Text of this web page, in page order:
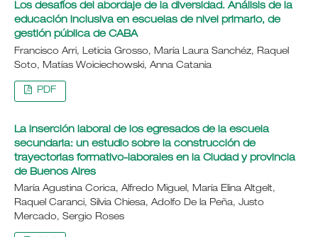
Los desafíos del abordaje de la diversidad. Análisis de la
educación inclusiva en escuelas de nivel primario, de
gestión pública de CABA
Francisco Arri, Leticia Grosso, María Laura Sanchéz, Raquel
Soto, Matías Woiciechowski, Anna Catania
PDF
La inserción laboral de los egresados de la escuela
secundaria: un estudio sobre la construcción de
trayectorias formativo-laborales en la Ciudad y provincia
de Buenos Aires
María Agustina Corica, Alfredo Miguel, María Elina Altgelt,
Raquel Caranci, Silvia Chiesa, Adolfo De la Peña, Justo
Mercado, Sergio Roses